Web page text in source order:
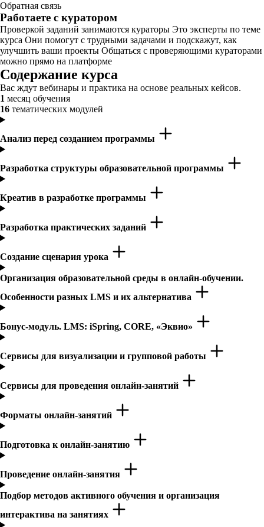
Обратная связь
Работаете с куратором
Проверкой заданий занимаются кураторы Это эксперты по теме
курса Они помогут с трудными задачами и подскажут, как
улучшить ваши проекты Общаться с проверяющими кураторами
можно прямо на платформе
Содержание курса
Вас ждут вебинары и практика на основе реальных кейсов.
1 месяц обучения
16 тематических модулей
Анализ перед созданием программы
Разработка структуры образовательной программы
Креатив в разработке программы
Разработка практических заданий
Создание сценария урока
Организация образовательной среды в онлайн-обучении.
Особенности разных LMS и их альтернатива
Бонус-модуль. LMS: iSpring, CORE, «Эквио»
Сервисы для визуализации и групповой работы
Сервисы для проведения онлайн-занятий
Форматы онлайн-занятий
Подготовка к онлайн-занятию
Проведение онлайн-занятия
Подбор методов активного обучения и организация
интерактива на занятиях